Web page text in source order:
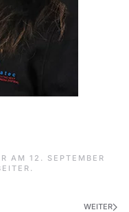
AM 12. SEPTEMBER
.
WEITER